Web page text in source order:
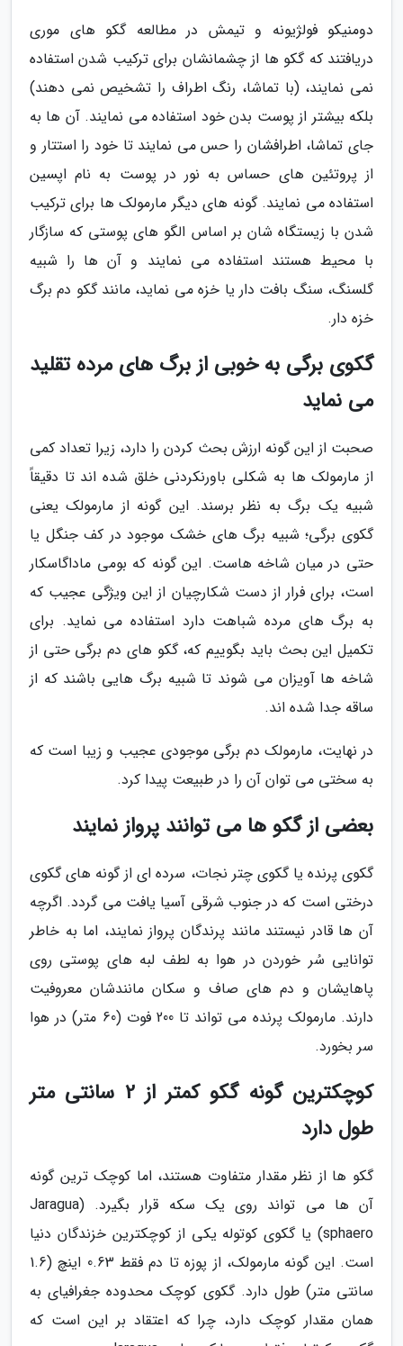
دومنیکو فولژیونه و تیمش در مطالعه گکو های موری
دریافتند که گکو ها از چشمانشان برای ترکیب شدن استفاده
نمی نمایند، (با تماشا، رنگ اطراف را تشخیص نمی دهند)
بلکه بیشتر از پوست بدن خود استفاده می نمایند. آن ها به
جای تماشا، اطرافشان را حس می نمایند تا خود را استتار و
از پروتئین های حساس به نور در پوست به نام اپسین
استفاده می نمایند. گونه های دیگر مارمولک ها برای ترکیب
شدن با زیستگاه شان بر اساس الگو های پوستی که سازگار
با محیط هستند استفاده می نمایند و آن ها را شبیه
گلسنگ، سنگ بافت دار یا خزه می نماید، مانند گکو دم برگ
خزه دار.
گکوی برگی به خوبی از برگ های مرده تقلید
می نماید
صحبت از این گونه ارزش بحث کردن را دارد، زیرا تعداد کمی
از مارمولک ها به شکلی باورنکردنی خلق شده اند تا دقیقاً
شبیه یک برگ به نظر برسند. این گونه از مارمولک یعنی
گکوی برگی؛ شبیه برگ های خشک موجود در کف جنگل یا
حتی در میان شاخه هاست. این گونه که بومی ماداگاسکار
است، برای فرار از دست شکارچیان از این ویژگی عجیب که
به برگ های مرده شباهت دارد استفاده می نماید. برای
تکمیل این بحث باید بگوییم که، گکو های دم برگی حتی از
شاخه ها آویزان می شوند تا شبیه برگ هایی باشند که از
ساقه جدا شده اند.
در نهایت، مارمولک دم برگی موجودی عجیب و زیبا است که
به سختی می توان آن را در طبیعت پیدا کرد.
بعضی از گکو ها می توانند پرواز نمایند
گکوی پرنده یا گکوی چتر نجات، سرده ای از گونه های گکوی
درختی است که در جنوب شرقی آسیا یافت می گردد. اگرچه
آن ها قادر نیستند مانند پرندگان پرواز نمایند، اما به خاطر
توانایی سُر خوردن در هوا به لطف لبه های پوستی روی
پاهایشان و دم های صاف و سکان مانندشان معروفیت
دارند. مارمولک پرنده می تواند تا 200 فوت (60 متر) در هوا
سر بخورد.
کوچکترین گونه گکو کمتر از 2 سانتی متر
طول دارد
گکو ها از نظر مقدار متفاوت هستند، اما کوچک ترین گونه
آن ها می تواند روی یک سکه قرار بگیرد. (Jaragua
sphaero) یا گکوی کوتوله یکی از کوچکترین خزندگان دنیا
است. این گونه مارمولک، از پوزه تا دم فقط 0.63 اینچ (1.6
سانتی متر) طول دارد. گکوی کوچک محدوده جغرافیای به
همان مقدار کوچک دارد، چرا که اعتقاد بر این است که